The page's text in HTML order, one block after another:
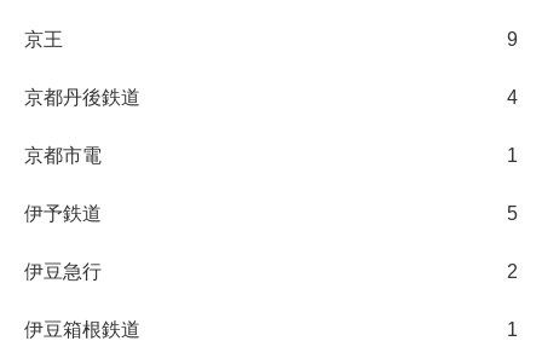
京王 9
京都丹後鉄道 4
京都市電 1
伊予鉄道 5
伊豆急行 2
伊豆箱根鉄道 1